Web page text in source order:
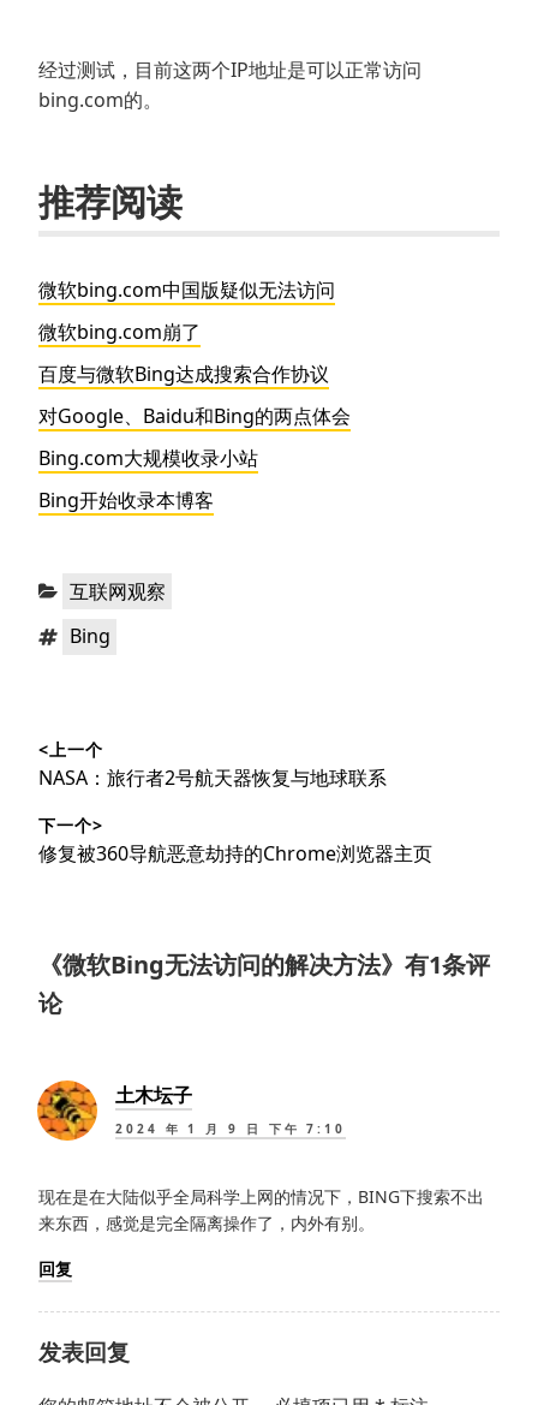
经过测试，目前这两个IP地址是可以正常访问
bing.com的。
推荐阅读
微软bing.com中国版疑似无法访问
微软bing.com崩了
百度与微软Bing达成搜索合作协议
对Google、Baidu和Bing的两点体会
Bing.com大规模收录小站
Bing开始收录本博客
分 互联网观察
标 Bing
章
导
航
<上一个
上
文
章：
NASA：旅行者2号航天器恢复与地球联系
下一个>
下
修复被360导航恶意劫持的Chrome浏览器主页
《微软Bing无法访问的解决方法》有1条评
论
土木坛子
2024 年 1 月 9 日 下午 7:10
现在是在大陆似乎全局科学上网的情况下，BING下搜索不出
来东西，感觉是完全隔离操作了，内外有别。
回复
发表回复